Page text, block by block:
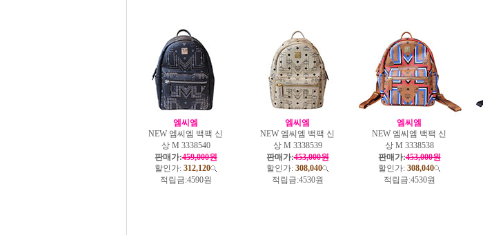
엠씨엠
NEW 엠씨엠 백팩 신
상 M 3338540
판매가:459,000원
할인가: 312,120
적립금:4590원
엠씨엠
NEW 엠씨엠 백팩 신
상 M 3338539
판매가:453,000원
할인가: 308,040
적립금:4530원
엠씨엠
NEW 엠씨엠 백팩 신
상 M 3338538
판매가:453,000원
할인가: 308,040
적립금:4530원